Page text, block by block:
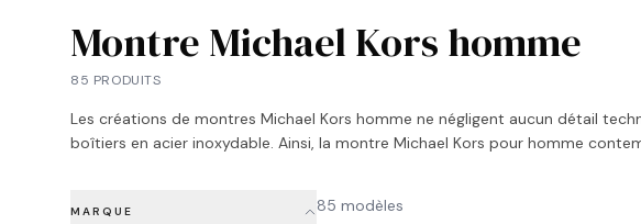
Montre Michael Kors homme
85 PRODUITS
Les créations de montres Michael Kors homme ne négligent aucun détail
boîtiers en acier inoxydable. Ainsi, la montre Michael Kors pour homme
MARQUE 85 modèles